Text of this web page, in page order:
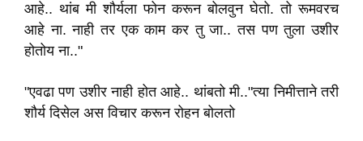
आहे.. थांब मी शौर्यला फोन करून बोलवुन घेतो. तो रूमवरच
आहे ना. नाही तर एक काम कर तु जा.. तस पण तुला उशीर
होतोय ना.."
"एवढा पण उशीर नाही होत आहे.. थांबतो मी.."त्या निमीत्ताने तरी
शौर्य दिसेल अस विचार करून रोहन बोलतो